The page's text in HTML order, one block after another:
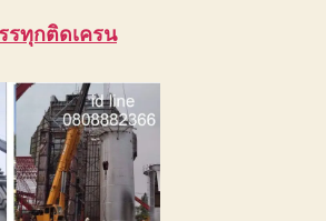
รทุกติดเครน